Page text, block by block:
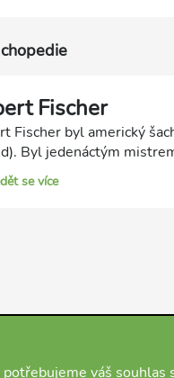
Fischer
Fischer byl americký
Byl jedenáctým
když v zápase porazil
a titulu byl zbaven.
se více
váš